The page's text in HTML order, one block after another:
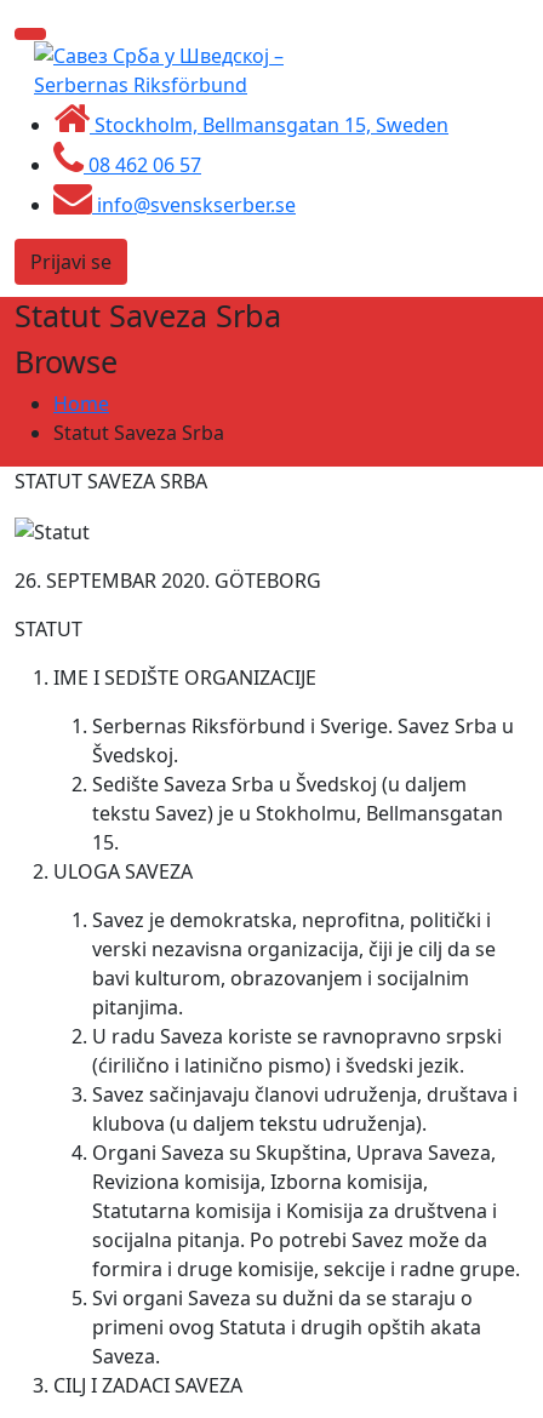
to
content
Toggle
navigation
Stockholm, Bellmansgatan 15, Sweden
08 462 06 57
info@svenskserber.se
Prijavi se
Statut Saveza Srba
Browse
Home
Statut Saveza Srba
STATUT SAVEZA SRBA
26. SEPTEMBAR 2020. GÖTEBORG
STATUT
IME I SEDIŠTE ORGANIZACIJE
Serbernas Riksförbund i Sverige. Savez Srba u
Švedskoj.
Sedište Saveza Srba u Švedskoj (u daljem
tekstu Savez) je u Stokholmu, Bellmansgatan
15.
ULOGA SAVEZA
Savez je demokratska, neprofitna, politički i
verski nezavisna organizacija, čiji je cilj da se
bavi kulturom, obrazovanjem i socijalnim
pitanjima.
U radu Saveza koriste se ravnopravno srpski
(ćirilično i latinično pismo) i švedski jezik.
Savez sačinjavaju članovi udruženja, društava i
klubova (u daljem tekstu udruženja).
Organi Saveza su Skupština, Uprava Saveza,
Reviziona komisija, Izborna komisija,
Statutarna komisija i Komisija za društvena i
socijalna pitanja. Po potrebi Savez može da
formira i druge komisije, sekcije i radne grupe.
Svi organi Saveza su dužni da se staraju o
primeni ovog Statuta i drugih opštih akata
Saveza.
CILJ I ZADACI SAVEZA